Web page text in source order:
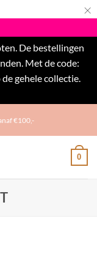
×
De bestellingen
Met de code:
gehele collectie.
€100,-
0